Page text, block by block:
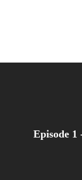
Episode 1